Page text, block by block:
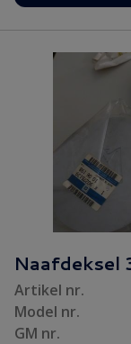
Naafdeksel
Artikel nr.
Model nr.
GM nr.